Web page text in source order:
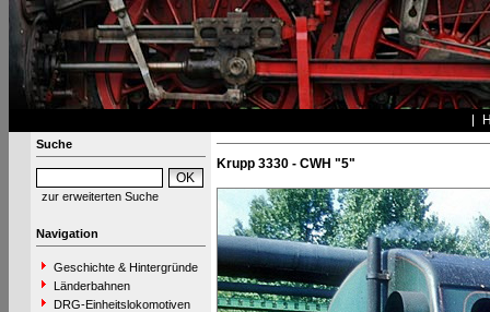
Suche
zur erweiterten Suche
Navigation
Geschichte & Hintergründe
Länderbahnen
DRG-Einheitslokomotiven
Krupp 3330 - CWH "5"